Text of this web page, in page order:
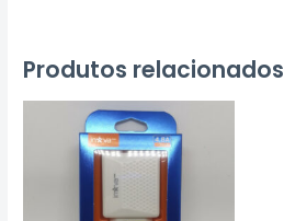
Produtos relacionados